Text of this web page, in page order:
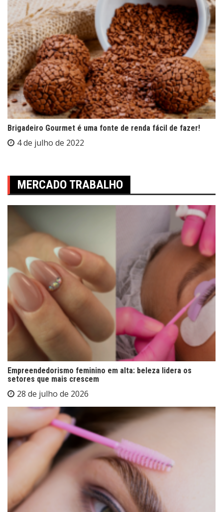
Brigadeiro Gourmet é uma fonte de renda fácil de fazer!
4 de julho de 2022
MERCADO TRABALHO
Empreendedorismo feminino em alta: beleza lidera os
setores que mais crescem
28 de julho de 2026